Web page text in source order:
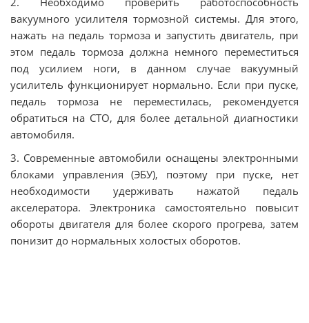
вакуумного усилителя тормозной системы. Для этого,
нажать на педаль тормоза и запустить двигатель, при
этом педаль тормоза должна немного переместиться
под усилием ноги, в данном случае вакуумный
усилитель функционирует нормально. Если при пуске,
педаль тормоза не переместилась, рекомендуется
обратиться на СТО, для более детальной диагностики
автомобиля.
3. Современные автомобили оснащены электронными
блоками управления (ЭБУ), поэтому при пуске, нет
необходимости удерживать нажатой педаль
акселератора. Электроника самостоятельно повысит
обороты двигателя для более скорого прогрева, затем
понизит до нормальных холостых оборотов.